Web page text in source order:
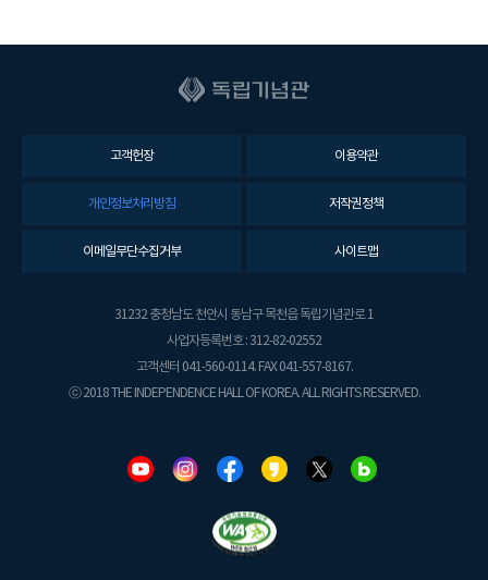
고객헌장 이용약관
개인정보처리방침 저작권정책
이메일무단수집거부 사이트맵
31232 충청남도 천안시 동남구 목천읍 독립기념관로 1
사업자등록번호 : 312-82-02552
고객센터 041-560-0114. FAX 041-557-8167.
ⓒ 2018 THE INDEPENDENCE HALL OF KOREA. ALL RIGHTS RESERVED.